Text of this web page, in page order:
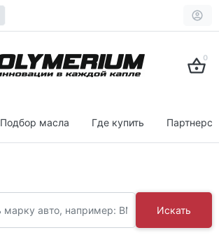
0
Подбор масла Где купить
Искать